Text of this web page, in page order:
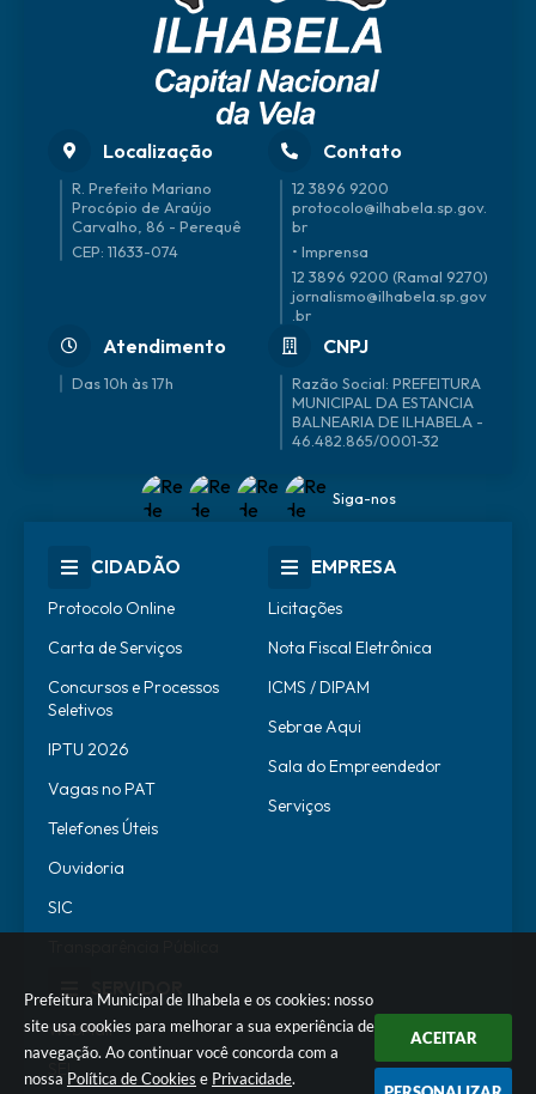
Prefeitura Municipal de Ilhabela e os cookies: nosso
site usa cookies para melhorar a sua experiência de
navegação. Ao continuar você concorda com a
nossa Política de Cookies e Privacidade.
ACEITAR
Localização
R. Prefeito Mariano
Procópio de Araújo
Carvalho, 86 - Perequê
CEP: 11633-074
Contato
12 3896 9200
protocolo@ilhabela.sp.gov.
br
• Imprensa
12 3896 9200 (Ramal 9270)
jornalismo@ilhabela.sp.gov
.br
Atendimento
Das 10h às 17h
CNPJ
46.482.865/0001-32
Siga-nos
CIDADÃO
Protocolo Online
Carta de Serviços
Concursos e Processos
Seletivos
IPTU 2026
Vagas no PAT
Telefones Úteis
Ouvidoria
SIC
EMPRESA
Licitações
Nota Fiscal Eletrônica
ICMS / DIPAM
Sebrae Aqui
Sala do Empreendedor
Serviços
SERVIDOR
WebMail
SEI